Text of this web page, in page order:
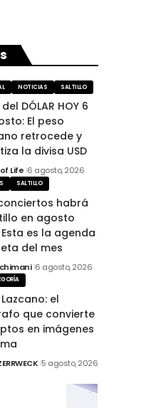
NOTICIAS SALTILLO
DÓLAR HOY 6
El peso
retrocede y
la divisa USD
of Life 6 agosto, 2026
SALTILLO
habrá
en agosto
es la agenda
del mes
6 agosto, 2026
el
que convierte
en imágenes
5 agosto, 2026